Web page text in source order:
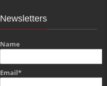
Newsletters
Name
Email*